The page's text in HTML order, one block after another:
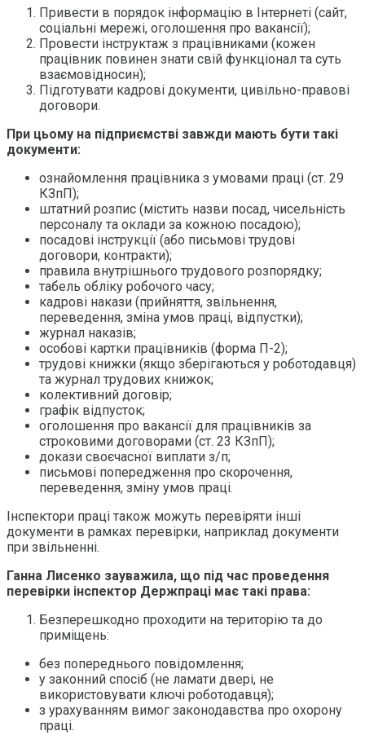
Привести в порядок інформацію в Інтернеті (сайт,
соціальні мережі, оголошення про вакансії);
Провести інструктаж з працівниками (кожен
працівник повинен знати свій функціонал та суть
взаємовідносин);
Підготувати кадрові документи, цивільно-правові
договори.
При цьому на підприємстві завжди мають бути такі
документи:
ознайомлення працівника з умовами праці (ст. 29
КЗпП);
штатний розпис (містить назви посад, чисельність
персоналу та оклади за кожною посадою);
посадові інструкції (або письмові трудові
договори, контракти);
правила внутрішнього трудового розпорядку;
табель обліку робочого часу;
кадрові накази (прийняття, звільнення,
переведення, зміна умов праці, відпустки);
журнал наказів;
особові картки працівників (форма П-2);
трудові книжки (якщо зберігаються у роботодавця)
та журнал трудових книжок;
колективний договір;
графік відпусток;
оголошення про вакансії для працівників за
строковими договорами (ст. 23 КЗпП);
докази своєчасної виплати з/п;
письмові попередження про скорочення,
переведення, зміну умов праці.
Інспектори праці також можуть перевіряти інші
документи в рамках перевірки, наприклад документи
при звільненні.
Ганна Лисенко зауважила, що під час проведення
перевірки інспектор Держпраці має такі права:
Безперешкодно проходити на територію та до
приміщень:
без попереднього повідомлення;
у законний спосіб (не ламати двері, не
використовувати ключі роботодавця);
з урахуванням вимог законодавства про охорону
праці.